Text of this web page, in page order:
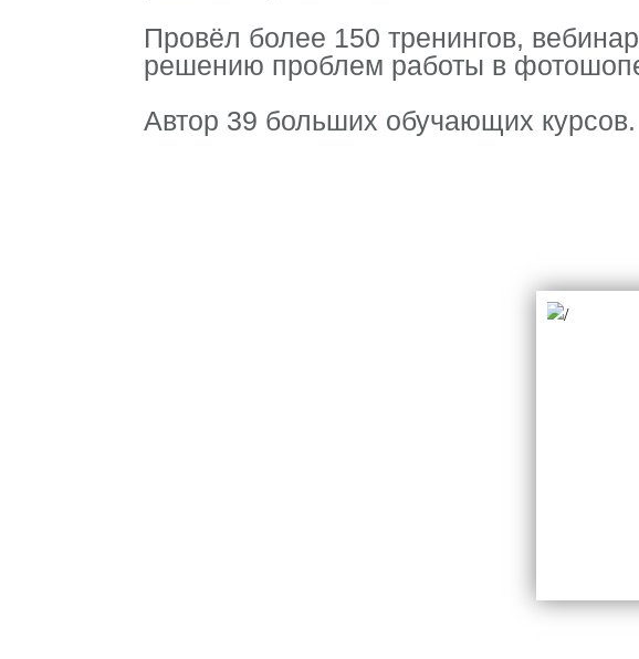
Провёл более 150 тренингов,
решению проблем работы в
Автор 39 больших обучающих курсов.